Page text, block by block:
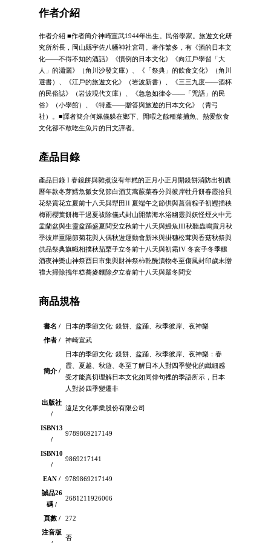
作者介紹
作者介紹 ■作者簡介神崎宣武1944年出生。民俗學家。旅遊文化研
究所所長，岡山縣宇佐八幡神社宮司。著作繁多，有《酒的日本文
化——不得不知的酒話》《慣例的日本文化》《向江戶學習「大
人」的瀟灑》（角川沙發文庫）、《「祭典」的飲食文化》（角川
選書）、《江戶的旅遊文化》（岩波新書）、《三三九度——酒杯
的民俗誌》（岩波現代文庫）、《急急如律令——「咒語」的民
俗》（小學館）、《特產——贈答與旅遊的日本文化》（青弓
社）。■譯者簡介何姵儀躲在鄉下、閒暇之餘種菜捕魚、熱愛飲食
文化卻不敢吃生魚片的日文譯者。
產品目錄
產品目錄 I 春鏡餅與雜煮沒有年糕的正月小正月開鏡餅消防出初農
曆年款冬芽鱈魚飯女兒節白酒艾蒿蕨菜春分與彼岸牡丹餅春霞拾貝
花祭賞花立夏前十八天與犁田II 夏端午之節供與菖蒲粽子初鰹插秧
梅雨櫻葉餅梅干過夏祓除儀式封山開禁海水浴幽靈與妖怪煙火中元
盂蘭盆與生靈盆踊盛夏問安立秋前十八天與鰻魚III秋聽蟲鳴賞月秋
季彼岸重陽節菊花與人偶秋遊運動會新米與掛穗松茸與香菇秋祭與
供品祭典旗幟相撲秋茄栗子立冬前十八天與初霜IV 冬亥子冬季釀
酒夜神樂山神祭酉日市集與財神祭柿乾醃漬物冬至傷風封印歲末贈
禮大掃除搗年糕蕎麥麵除夕立春前十八天與嚴冬問安
商品規格
書名 /
日本的季節文化: 鏡餅、盆踊、秋季彼岸、夜神樂
作者 /
神崎宣武
簡介 /
日本的季節文化: 鏡餅、盆踊、秋季彼岸、夜神樂：春
霞、夏越、秋遊、冬至了解日本人對四季變化的纖細感
受才能真切理解日本文化如同俳句裡的季語所示，日本
人對於四季變遷非
出版社
/
遠足文化事業股份有限公司
ISBN13
/
9789869217149
ISBN10
/
9869217141
EAN /
9789869217149
誠品26
碼 /
2681211926006
頁數 /
272
注音版
否